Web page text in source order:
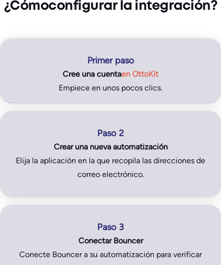
¿Cómoconfigurar la integración?
Primer paso
Cree una cuentaen OttoKit
Empiece en unos pocos clics.
Paso 2
Crear una nueva automatización
Elija la aplicación en la que recopila las direcciones de
correo electrónico.
Paso 3
Conectar Bouncer
Conecte Bouncer a su automatización para verificar